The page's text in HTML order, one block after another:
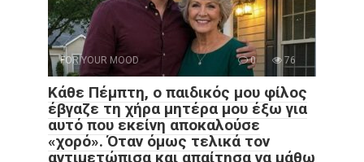
FOR YOUR MOOD 0 76
Κάθε Πέμπτη, ο παιδικός μου φίλος
έβγαζε τη χήρα μητέρα μου έξω για
αυτό που εκείνη αποκαλούσε
«χορό». Όταν όμως τελικά τον
αντιμετώπισα και απαίτησα να μάθω